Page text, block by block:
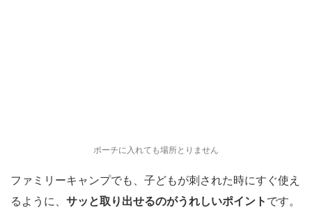
ポーチに入れても場所とりません
ファミリーキャンプでも、子どもが刺された時にすぐ使え
るように、 サッと取り出せるのがうれしいポイント です。